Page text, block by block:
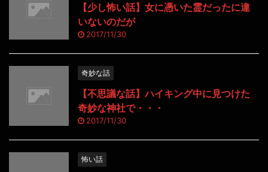
【少し怖い話】女に憑いた霊だったに違
いないのだが
2017/11/30
奇妙な話
【不思議な話】ハイキング中に見つけた
奇妙な神社で・・・
2017/11/30
怖い話